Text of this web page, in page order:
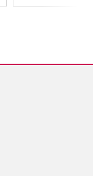
2026年度版